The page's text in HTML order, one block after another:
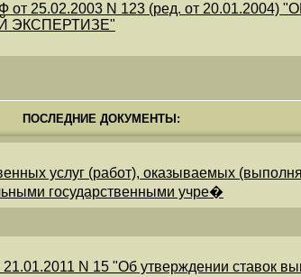
25.02.2003 N 123 (ред. от
ЭКСПЕРТИЗЕ"
ПОСЛЕДНИЕ ДОКУМЕНТЫ:
услуг (работ), оказываемых
государственными учре�
N 15 "Об утверждении ставок